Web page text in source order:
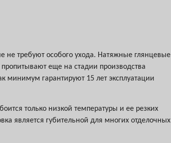
не требуют особого ухода. Натяжные глянцевые
еще на стадии производства
минимум гарантируют 15 лет эксплуатации
только низкой температуры и ее резких
является губительной для многих отделочных